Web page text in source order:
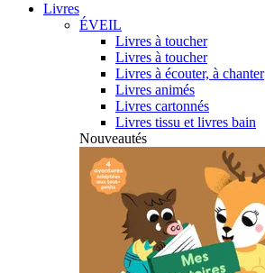
Livres
ÉVEIL
Livres à toucher
Livres à toucher
Livres à écouter, à chanter
Livres animés
Livres cartonnés
Livres tissu et livres bain
Nouveautés